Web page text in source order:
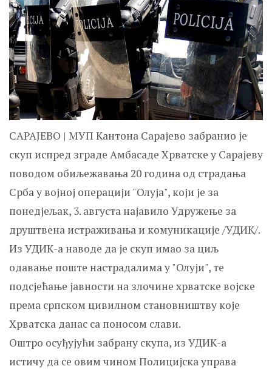
САРАЈЕВО | МУП Кантона Сарајево забранио је
скуп испред зграде Амбасаде Хрватске у Сарајеву
поводом обиљежавања 20 година од страдања
Срба у војној операцији "Олуја", који је за
понедјељак, 3. августа најавило Удружење за
друштвена истраживања и комуникације /УДИК/.
Из УДИК-а наводе да је скуп имао за циљ
одавање поште настрадалима у "Олуји", те
подсјећање јавности на злочине хрватске војске
према српском цивилном становништву које
Хрватска данас са поносом слави.
Оштро осуђујући забрану скупа, из УДИК-а
истичу да се овим чином Полицијска управа